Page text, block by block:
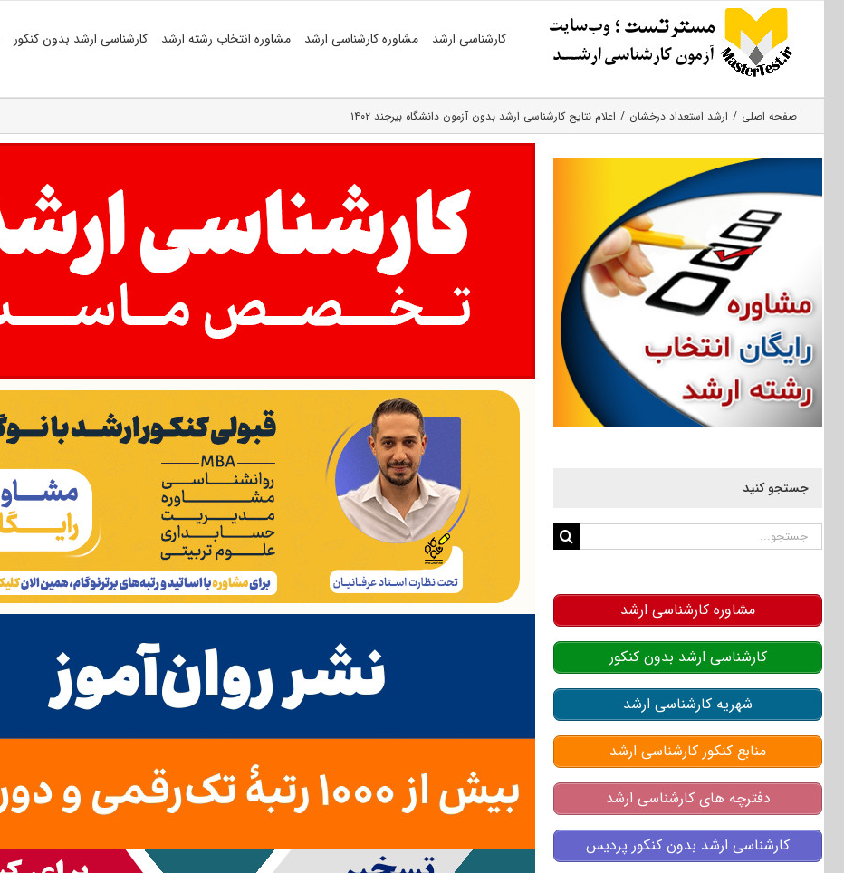
کارشناسی ارشد مشاوره کارشناسی ارشد مشاوره انتخاب رشته ارشد کارشناسی ارشد بدون کنکور
صفحه اصلی ارشد استعداد درخشان اعلام نتایج کارشناسی ارشد بدون آزمون دانشگاه بیرجند ۱۴۰۲
جستجو کنید
جستجو
مشاوره کارشناسی ارشد
کارشناسی ارشد بدون کنکور
شهریه کارشناسی ارشد
منابع کنکور کارشناسی ارشد
دفترچه های کارشناسی ارشد
کارشناسی ارشد بدون کنکور پردیس